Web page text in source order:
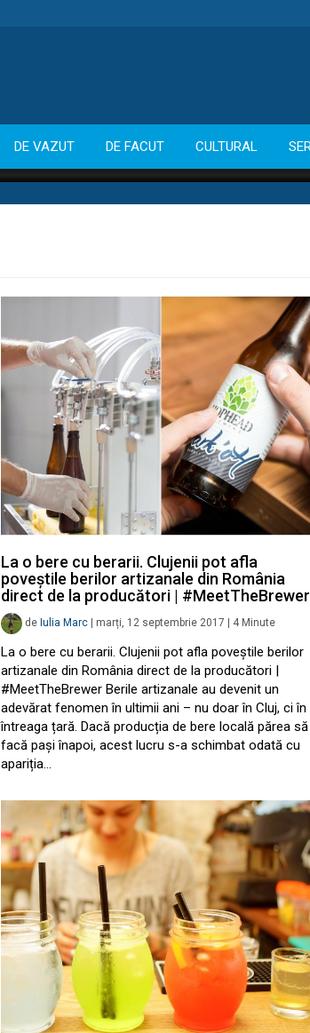
DE VAZUT DE FACUT CULTURAL
La o bere cu berarii. Clujenii pot afla
poveștile berilor artizanale din România
direct de la producători | #MeetTheBrewer
de Iulia Marc marți, 12 septembrie 2017 4 Minute
La o bere cu berarii. Clujenii pot afla poveștile berilor
artizanale din România direct de la producători |
#MeetTheBrewer Berile artizanale au devenit un
adevărat fenomen în ultimii ani – nu doar în Cluj, ci în
întreaga țară. Dacă producția de bere locală părea să
facă pași înapoi, acest lucru s-a schimbat odată cu
apariția…